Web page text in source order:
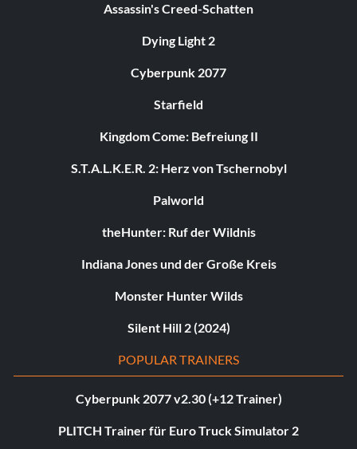
Assassin's Creed-Schatten
Dying Light 2
Cyberpunk 2077
Starfield
Kingdom Come: Befreiung II
S.T.A.L.K.E.R. 2: Herz von Tschernobyl
Palworld
theHunter: Ruf der Wildnis
Indiana Jones und der Große Kreis
Monster Hunter Wilds
Silent Hill 2 (2024)
POPULAR TRAINERS
Cyberpunk 2077 v2.30 (+12 Trainer)
PLITCH Trainer für Euro Truck Simulator 2